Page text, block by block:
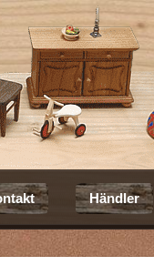
Händler